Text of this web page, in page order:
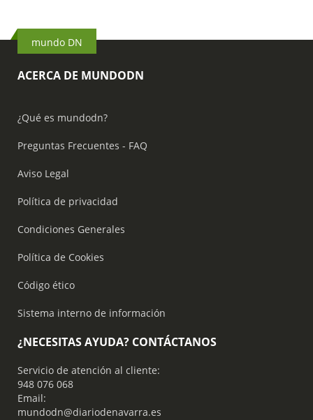
mundo DN
ACERCA DE MUNDODN
¿Qué es mundodn?
Preguntas Frecuentes - FAQ
Aviso Legal
Política de privacidad
Condiciones Generales
Política de Cookies
Código ético
Sistema interno de información
¿NECESITAS AYUDA? CONTÁCTANOS
Servicio de atención al cliente:
948 076 068
Email:
mundodn@diariodenavarra.es